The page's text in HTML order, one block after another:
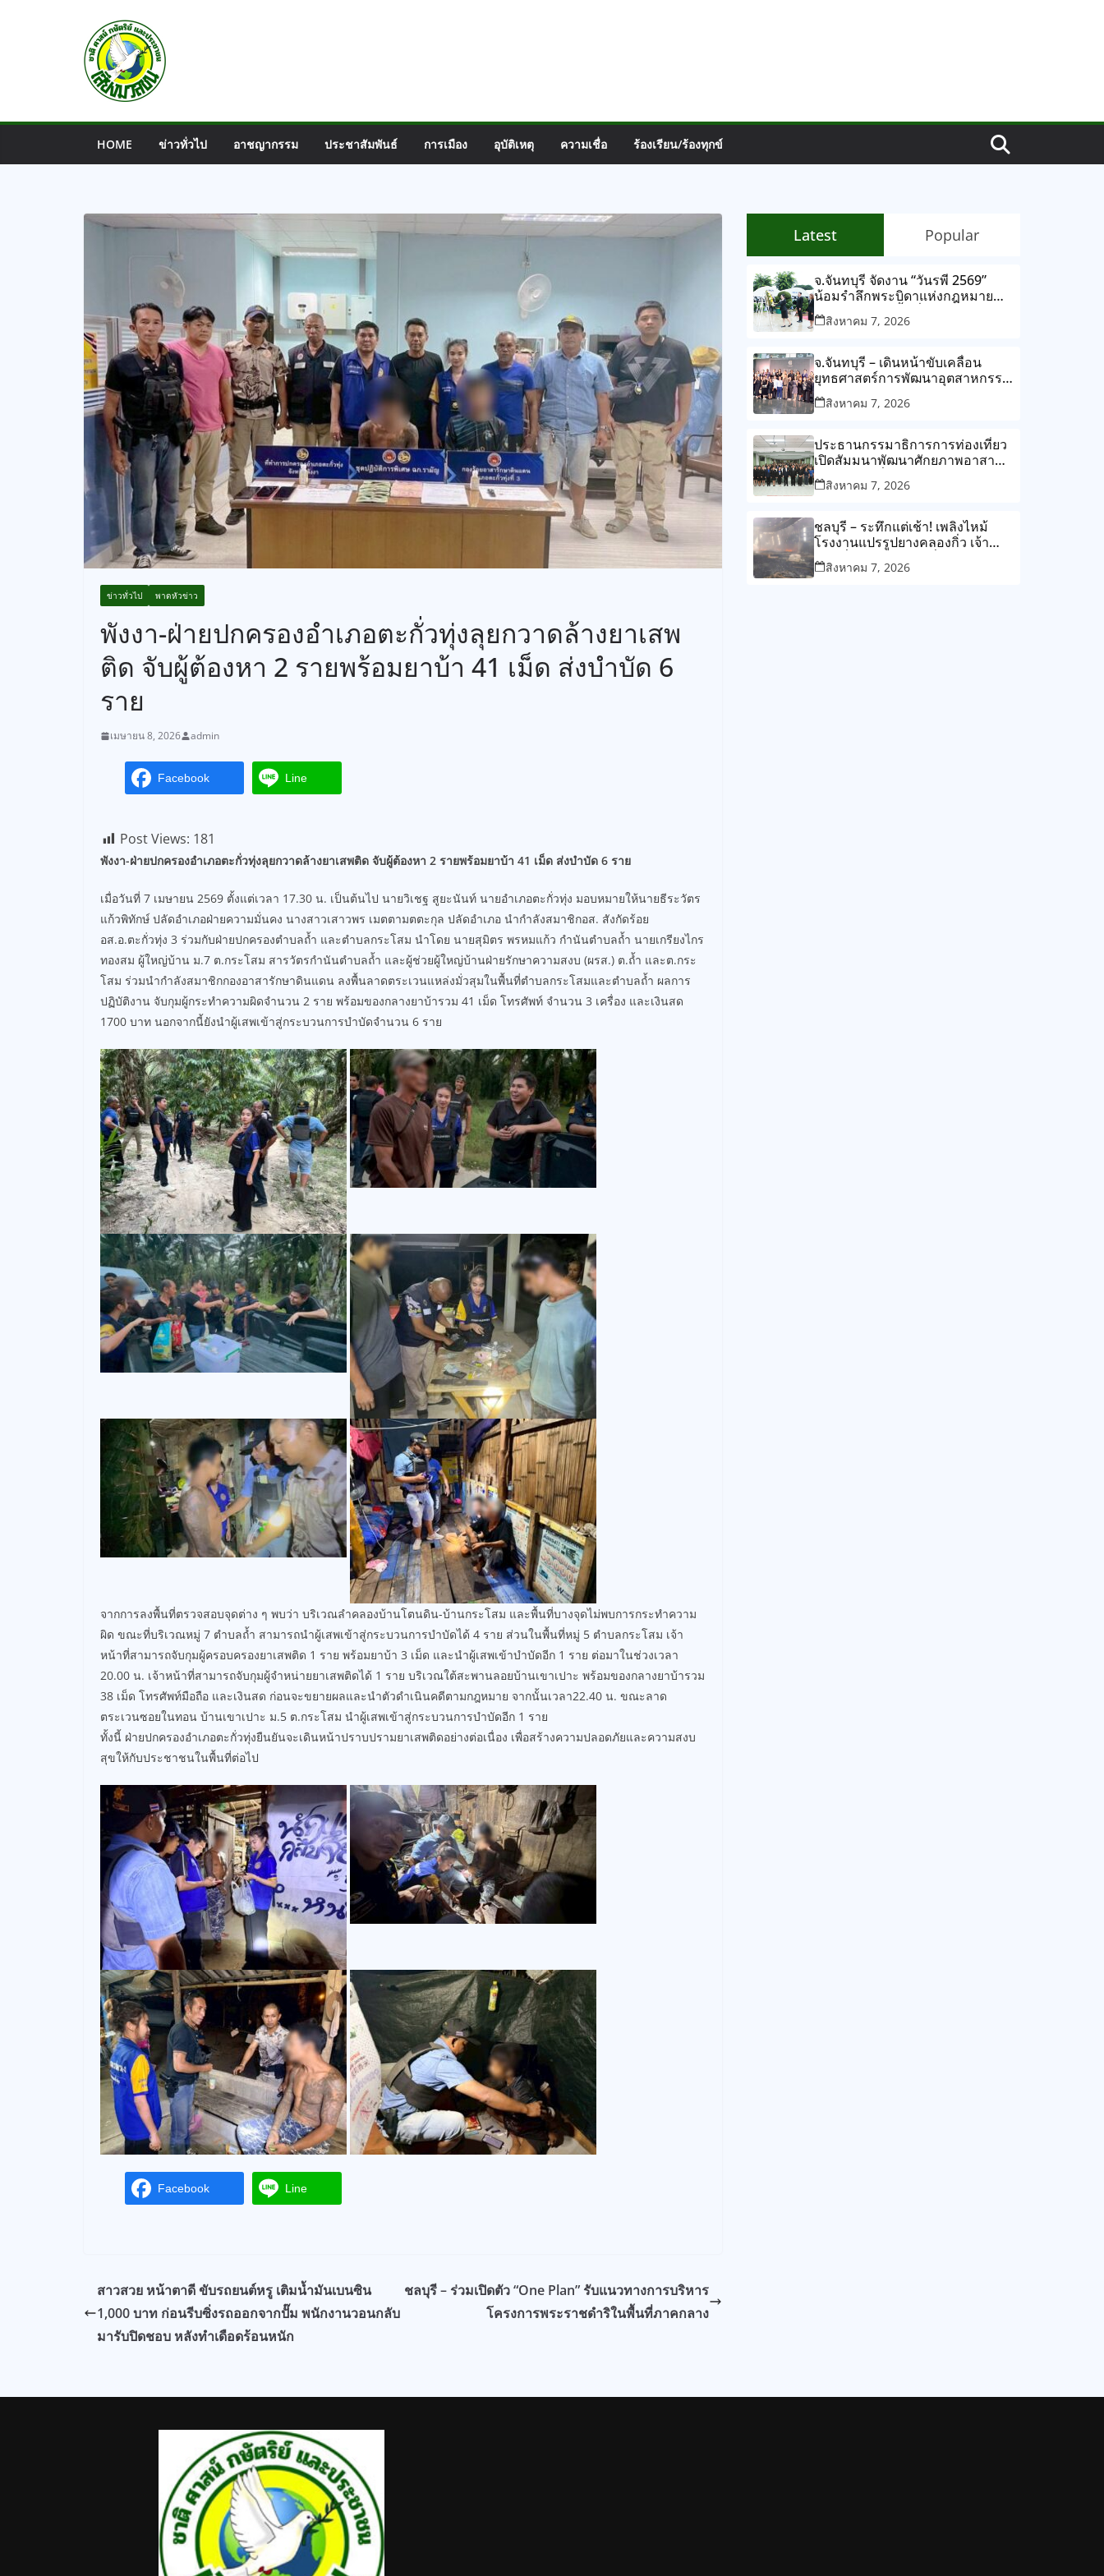
HOME ข่าวทั่วไป อาชญากรรม ประชาสัมพันธ์ การเมือง อุบัติเหตุ ความเชื่อ ร้องเรียน/ร้องทุกข์
ข่าวทั่วไป พาดหัวข่าว
พังงา-ฝ่ายปกครองอำเภอตะกั่วทุ่งลุยกวาดล้างยาเสพ
ติด จับผู้ต้องหา 2 รายพร้อมยาบ้า 41 เม็ด ส่งบำบัด 6
ราย
เมษายน 8, 2026 admin
Facebook Line
Post Views: 181
พังงา-ฝ่ายปกครองอำเภอตะกั่วทุ่งลุยกวาดล้างยาเสพติด จับผู้ต้องหา 2 รายพร้อมยาบ้า 41 เม็ด ส่งบำบัด 6 ราย
เมื่อวันที่ 7 เมษายน 2569 ตั้งแต่เวลา 17.30 น. เป็นต้นไป นายวิเชฐ สูยะนันท์ นายอำเภอตะกั่วทุ่ง มอบหมายให้นายธีระวัตร
แก้วพิทักษ์ ปลัดอำเภอฝ่ายความมั่นคง นางสาวเสาวพร เมตตามตตะกุล ปลัดอำเภอ นำกำลังสมาชิกอส. สังกัดร้อย
อส.อ.ตะกั่วทุ่ง 3 ร่วมกับฝ่ายปกครองตำบลถ้ำ และตำบลกระโสม นำโดย นายสุมิตร พรหมแก้ว กำนันตำบลถ้ำ นายเกรียงไกร
ทองสม ผู้ใหญ่บ้าน ม.7 ต.กระโสม สารวัตรกำนันตำบลถ้ำ และผู้ช่วยผู้ใหญ่บ้านฝ่ายรักษาความสงบ (ผรส.) ต.ถ้ำ และต.กระ
โสม ร่วมนำกำลังสมาชิกกองอาสารักษาดินแดน ลงพื้นลาดตระเวนแหล่งมั่วสุมในพื้นที่ตำบลกระโสมและตำบลถ้ำ ผลการ
ปฏิบัติงาน จับกุมผู้กระทำความผิดจำนวน 2 ราย พร้อมของกลางยาบ้ารวม 41 เม็ด โทรศัพท์ จำนวน 3 เครื่อง และเงินสด
1700 บาท นอกจากนี้ยังนำผู้เสพเข้าสู่กระบวนการบำบัดจำนวน 6 ราย
จากการลงพื้นที่ตรวจสอบจุดต่าง ๆ พบว่า บริเวณลำคลองบ้านโตนดิน-บ้านกระโสม และพื้นที่บางจุดไม่พบการกระทำความ
ผิด ขณะที่บริเวณหมู่ 7 ตำบลถ้ำ สามารถนำผู้เสพเข้าสู่กระบวนการบำบัดได้ 4 ราย ส่วนในพื้นที่หมู่ 5 ตำบลกระโสม เจ้า
หน้าที่สามารถจับกุมผู้ครอบครองยาเสพติด 1 ราย พร้อมยาบ้า 3 เม็ด และนำผู้เสพเข้าบำบัดอีก 1 ราย ต่อมาในช่วงเวลา
20.00 น. เจ้าหน้าที่สามารถจับกุมผู้จำหน่ายยาเสพติดได้ 1 ราย บริเวณใต้สะพานลอยบ้านเขาเปาะ พร้อมของกลางยาบ้ารวม
38 เม็ด โทรศัพท์มือถือ และเงินสด ก่อนจะขยายผลและนำตัวดำเนินคดีตามกฎหมาย จากนั้นเวลา22.40 น. ขณะลาด
ตระเวนซอยในทอน บ้านเขาเปาะ ม.5 ต.กระโสม นำผู้เสพเข้าสู่กระบวนการบำบัดอีก 1 ราย
ทั้งนี้ ฝ่ายปกครองอำเภอตะกั่วทุ่งยืนยันจะเดินหน้าปราบปรามยาเสพติดอย่างต่อเนื่อง เพื่อสร้างความปลอดภัยและความสงบ
สุขให้กับประชาชนในพื้นที่ต่อไป
Facebook Line
สาวสวย หน้าตาดี ขับรถยนต์หรู เติมน้ำมันเบนซิน
1,000 บาท ก่อนรีบซิ่งรถออกจากปั๊ม พนักงานวอนกลับ
มารับปิดชอบ หลังทำเดือดร้อนหนัก
ชลบุรี – ร่วมเปิดตัว “One Plan” รับแนวทางการบริหาร
โครงการพระราชดำริในพื้นที่ภาคกลาง
Latest Popular
จ.จันทบุรี จัดงาน “วันรพี 2569”
น้อมรำลึกพระบิดาแห่งกฎหมาย
ไทย พร้อมเปิดพื้นที่นิทรรศการและ
กิจกรรมศาลจำลองให้นักศึกษา
สิงหาคม 7, 2026
จ.จันทบุรี – เดินหน้าขับเคลื่อน
ยุทธศาสตร์การพัฒนาอุตสาหกรรม
อัญมณีไทยสู่เวทีโลก เปิดงาน
“Chanthaburi International
ผลักดันจังหวัดจันทบุรีสู่การเป็น
“World Gemstones Trade
Center”
สิงหาคม 7, 2026
ประธานกรรมาธิการการท่องเที่ยว
เปิดสัมมนาพัฒนาศักยภาพอาสา
สมัครท่องเที่ยว มุ่งยกระดับแหล่ง
ท่องเที่ยวเชิงวัฒนธรรมจังหวัด
อย่างยั่งยืน
สิงหาคม 7, 2026
ชลบุรี – ระทึกแต่เช้า! เพลิงไหม้
โรงงานแปรรูปยางคลองกิ่ว เจ้า
หน้าที่เร่งสกัดกว่า 2 ชั่วโมง ล่าสุด
คุมเพลิงได้แล้ว โชคดีไร้ผู้บาดเจ็บ
สิงหาคม 7, 2026